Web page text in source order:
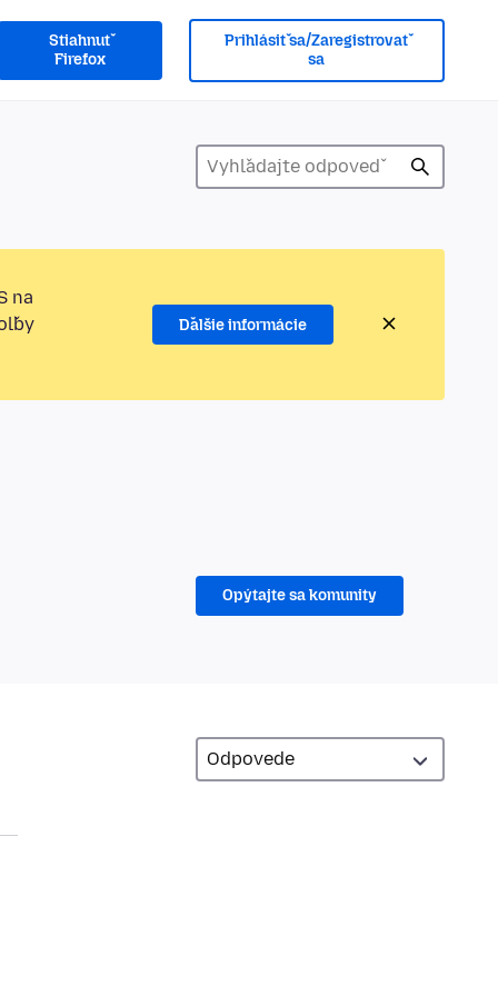
Stiahnuť
Firefox
Prihlásiť sa/Zaregistrovať
sa
na
Ďalšie informácie
Opýtajte sa komunity